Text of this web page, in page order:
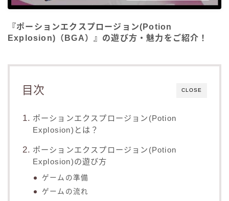
『ポーションエクスプロージョン(Potion
Explosion)（BGA）』の遊び方・魅力をご紹介！
CLOSE
目次
ポーションエクスプロージョン(Potion
Explosion)とは？
ポーションエクスプロージョン(Potion
Explosion)の遊び方
ゲームの準備
ゲームの流れ